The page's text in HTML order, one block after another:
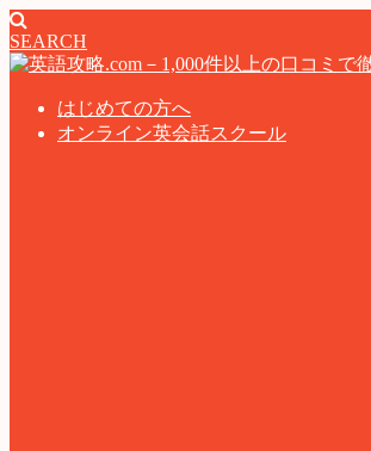
SEARCH
はじめての方へ
オンライン英会話スクール